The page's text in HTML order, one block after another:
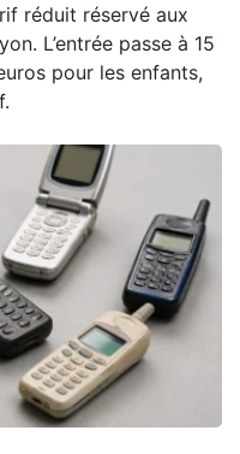
réduit réservé aux
L’entrée passe à 15
pour les enfants,